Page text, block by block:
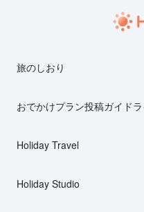
旅のしおり
おでかけプラン投稿ガイド
Holiday Travel
Holiday Studio